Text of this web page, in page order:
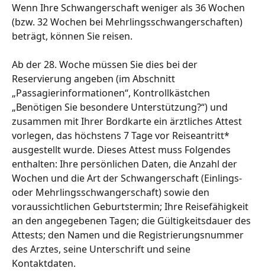
Wenn Ihre Schwangerschaft weniger als 36 Wochen
(bzw. 32 Wochen bei Mehrlingsschwangerschaften)
beträgt, können Sie reisen.
Ab der 28. Woche müssen Sie dies bei der
Reservierung angeben (im Abschnitt
„Passagierinformationen“, Kontrollkästchen
„Benötigen Sie besondere Unterstützung?“) und
zusammen mit Ihrer Bordkarte ein ärztliches Attest
vorlegen, das höchstens 7 Tage vor Reiseantritt*
ausgestellt wurde. Dieses Attest muss Folgendes
enthalten: Ihre persönlichen Daten, die Anzahl der
Wochen und die Art der Schwangerschaft (Einlings-
oder Mehrlingsschwangerschaft) sowie den
voraussichtlichen Geburtstermin; Ihre Reisefähigkeit
an den angegebenen Tagen; die Gültigkeitsdauer des
Attests; den Namen und die Registrierungsnummer
des Arztes, seine Unterschrift und seine
Kontaktdaten.